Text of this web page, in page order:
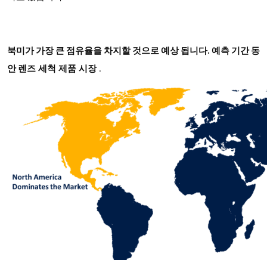
북미가 가장 큰 점유율을 차지할 것으로 예상 됩니다. 예측 기간 동
안 렌즈 세척 제품 시장 .